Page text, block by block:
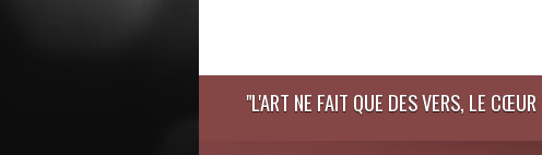
"L'ART NE FAIT QUE DES VERS, LE